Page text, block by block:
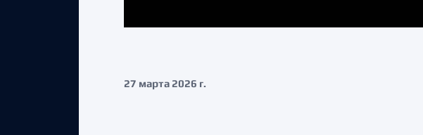
27 марта 2026 г.